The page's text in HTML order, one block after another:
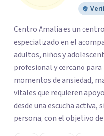
Centro Amalia es un
especializado en el
adultos, niños y
profesional y cercano
momentos de ansiedad,
vitales que requieren apoyo
desde una escucha activa,
persona, con el objetivo de
ocurriendo y facilitar